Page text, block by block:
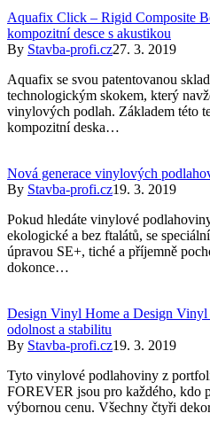
Aquafix Click – Rigid Composite
kompozitní desce s akustikou
By Stavba-profi.cz27. 3. 2019
Aquafix se svou patentovanou
technologickým skokem, který
vinylových podlah. Základem této
kompozitní deska…
Nová generace vinylových
By Stavba-profi.cz19. 3. 2019
Pokud hledáte vinylové
ekologické a bez ftalátů, se
úpravou SE+, tiché a příjemně
dokonce…
Design Vinyl Home a Design
odolnost a stabilitu
By Stavba-profi.cz19. 3. 2019
Tyto vinylové podlahoviny z
FOREVER jsou pro každého, kdo
výbornou cenu. Všechny čtyři